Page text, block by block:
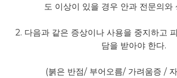
도 이상이 있을 경우 안과 전문의와
2. 다음과 같은 증상이나 사용을 중지하고
담을 받아야 한다.
(붉은 반점/ 부어오름/ 가려움증 /